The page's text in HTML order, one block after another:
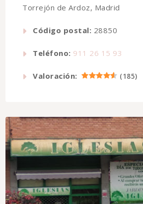
Torrejón de Ardoz, Madrid
Código postal: 28850
Teléfono: 911 26 15 93
Valoración: (185)